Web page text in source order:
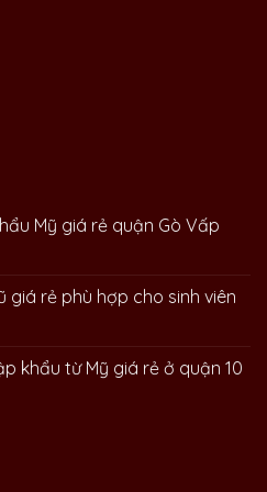
Mỹ giá rẻ quận Gò Vấp
giá rẻ phù hợp cho sinh viên
khẩu từ Mỹ giá rẻ ở quận 10